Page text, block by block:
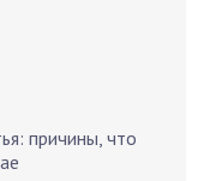
причины, что